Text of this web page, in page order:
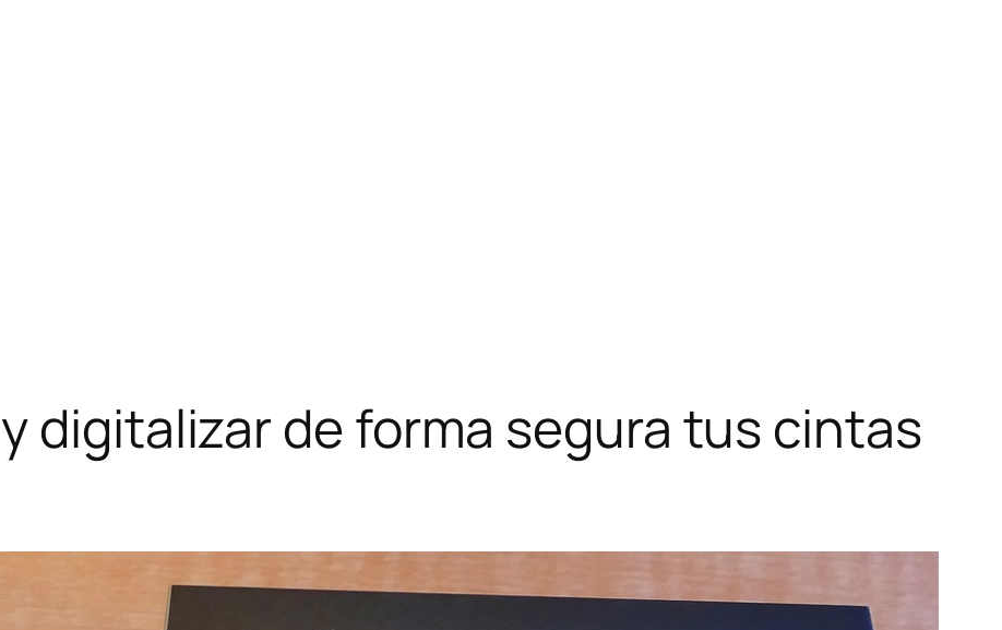
digitalizar de forma segura tus cintas